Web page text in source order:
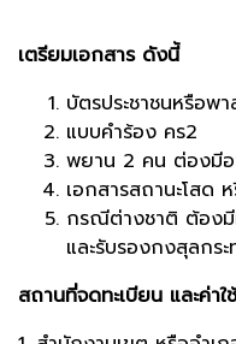
เตรียมเอกสาร ดังนี้
บัตรประชาชนหรือพ
แบบคำร้อง คร2
พยาน 2 คน ต่องมี
เอกสารสถานะโสด
กรณีต่างชาติ ต้องมี
และรับรองกงสุลกร
สถานที่จดทะเบียน และค่า